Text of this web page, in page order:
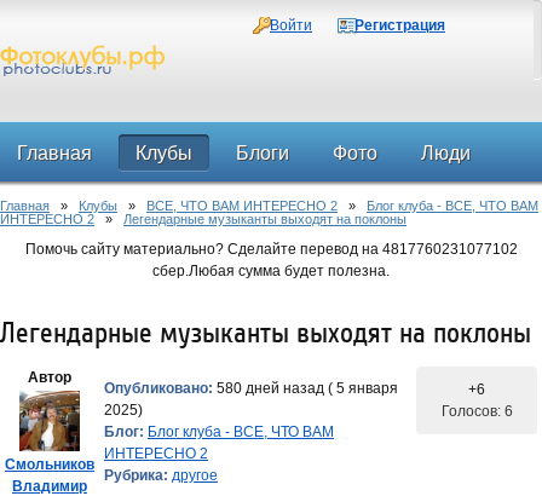
Войти Регистрация
Главная Клубы Блоги Фото Люди
Форум
Главная » Клубы » ВСЕ, ЧТО ВАМ ИНТЕРЕСНО 2 » Блог клуба - ВСЕ, ЧТО ВАМ
ИНТЕРЕСНО 2 » Легендарные музыканты выходят на поклоны
Помочь сайту материально? Сделайте перевод на 4817760231077102
сбер.Любая сумма будет полезна.
Легендарные музыканты выходят на поклоны
Автор
Смольников
Владимир
Опубликовано: 580 дней назад ( 5 января
2025)
Блог: Блог клуба - ВСЕ, ЧТО ВАМ
ИНТЕРЕСНО 2
Рубрика: другое
+6
Голосов: 6